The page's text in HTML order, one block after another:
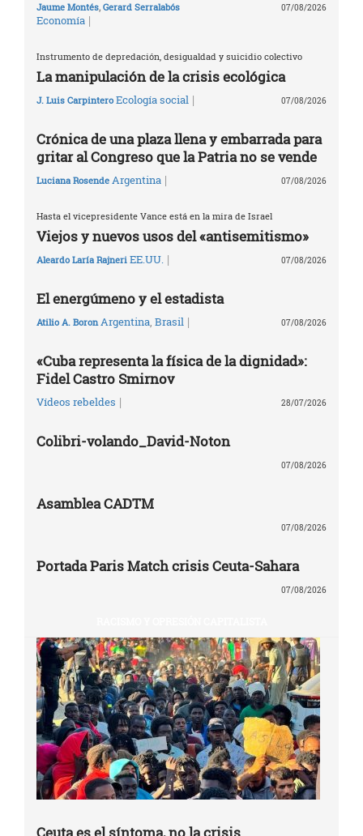
Jaume Montés, Gerard Serralabós
Economía |
07/08/2026
Instrumento de depredación, desigualdad y suicidio colectivo
La manipulación de la crisis ecológica
J. Luis Carpintero Ecología social | 07/08/2026
Crónica de una plaza llena y embarrada para
gritar al Congreso que la Patria no se vende
Luciana Rosende Argentina | 07/08/2026
Hasta el vicepresidente Vance está en la mira de Israel
Viejos y nuevos usos del «antisemitismo»
Aleardo Laría Rajneri EE.UU. | 07/08/2026
El energúmeno y el estadista
Atilio A. Boron Argentina, Brasil | 07/08/2026
«Cuba representa la física de la dignidad»:
Fidel Castro Smirnov
Vídeos rebeldes | 28/07/2026
Colibri-volando_David-Noton
07/08/2026
Asamblea CADTM
07/08/2026
Portada Paris Match crisis Ceuta-Sahara
07/08/2026
Ceuta es el síntoma, no la crisis